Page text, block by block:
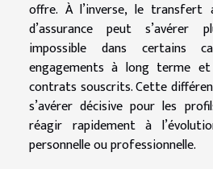
offre. À l’inverse, le transfert
d’assurance peut s’avérer
impossible dans certains
engagements à long terme
contrats souscrits. Cette
s’avérer décisive pour les
réagir rapidement à
personnelle ou professionnelle.